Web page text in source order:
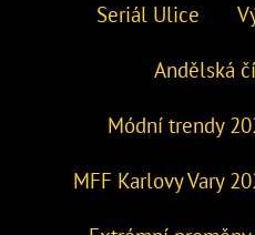
Seriál Ulice
Andělská
Módní trendy
MFF Karlovy Vary